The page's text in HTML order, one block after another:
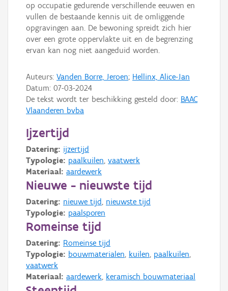
op occupatie gedurende verschillende eeuwen en
vullen de bestaande kennis uit de omliggende
opgravingen aan. De bewoning spreidt zich hier
over een grote oppervlakte uit en de begrenzing
ervan kan nog niet aangeduid worden.
Auteurs: Vanden Borre, Jeroen; Hellinx, Alice-Jan
Datum: 07-03-2024
De tekst wordt ter beschikking gesteld door: BAAC
Vlaanderen bvba
Ijzertijd
Datering: ijzertijd
Typologie: paalkuilen vaatwerk
Materiaal: aardewerk
Nieuwe - nieuwste tijd
Datering: nieuwe tijd, nieuwste tijd
Typologie: paalsporen
Romeinse tijd
Datering: Romeinse tijd
Typologie: bouwmaterialen, kuilen, paalkuilen,
vaatwerk
Materiaal: aardewerk, keramisch bouwmateriaal